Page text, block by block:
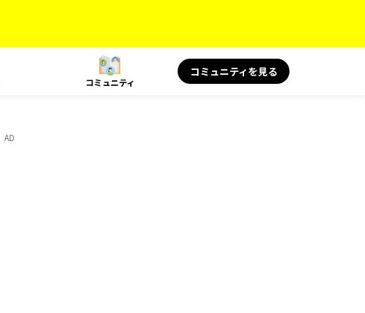
コミュニティ
コミュニティを見る
AD